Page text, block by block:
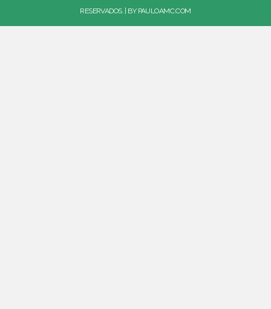
RESERVADOS. | BY PAULOAMC.COM